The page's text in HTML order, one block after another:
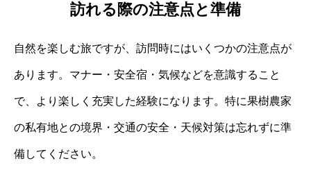
訪れる際の注意点と準備
自然を楽しむ旅ですが、訪問時にはいくつかの注意点が
あります。マナー・安全宿・気候などを意識すること
で、より楽しく充実した経験になります。特に果樹農家
の私有地との境界・交通の安全・天候対策は忘れずに準
備してください。